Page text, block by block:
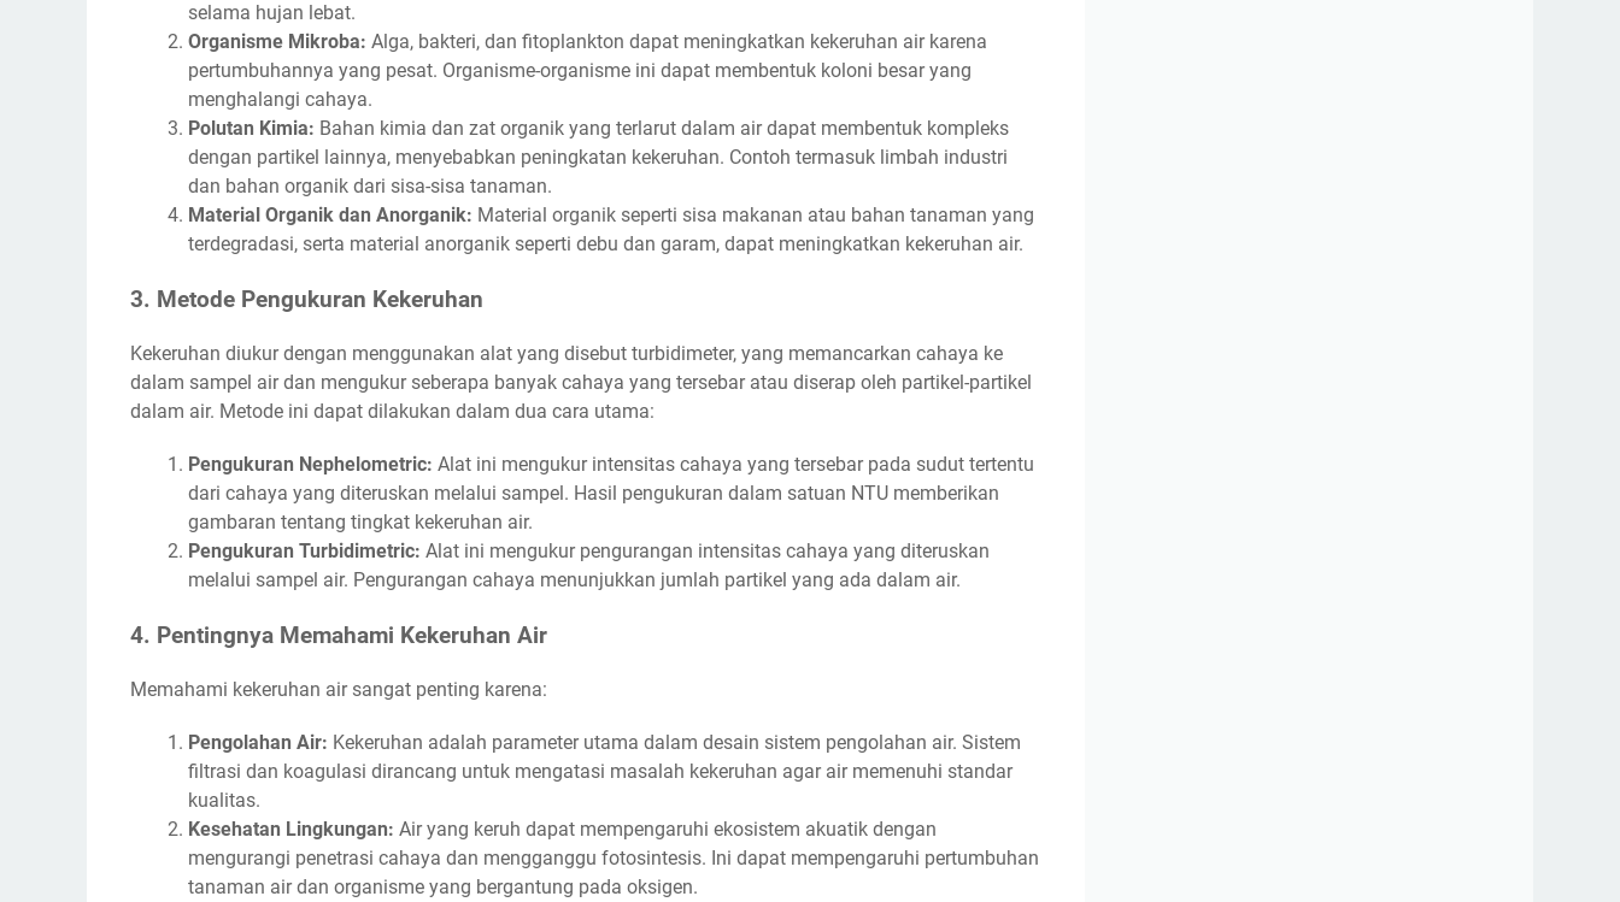
selama hujan lebat.
Organisme Mikroba: Alga, bakteri, dan fitoplankton dapat meningkatkan kekeruhan air karena
pertumbuhannya yang pesat. Organisme-organisme ini dapat membentuk koloni besar yang
menghalangi cahaya.
Polutan Kimia: Bahan kimia dan zat organik yang terlarut dalam air dapat membentuk kompleks
dengan partikel lainnya, menyebabkan peningkatan kekeruhan. Contoh termasuk limbah industri
dan bahan organik dari sisa-sisa tanaman.
Material Organik dan Anorganik: Material organik seperti sisa makanan atau bahan tanaman yang
terdegradasi, serta material anorganik seperti debu dan garam, dapat meningkatkan kekeruhan air.
3. Metode Pengukuran Kekeruhan
Kekeruhan diukur dengan menggunakan alat yang disebut turbidimeter, yang memancarkan cahaya ke
dalam sampel air dan mengukur seberapa banyak cahaya yang tersebar atau diserap oleh partikel-partikel
dalam air. Metode ini dapat dilakukan dalam dua cara utama:
Pengukuran Nephelometric: Alat ini mengukur intensitas cahaya yang tersebar pada sudut tertentu
dari cahaya yang diteruskan melalui sampel. Hasil pengukuran dalam satuan NTU memberikan
gambaran tentang tingkat kekeruhan air.
Pengukuran Turbidimetric: Alat ini mengukur pengurangan intensitas cahaya yang diteruskan
melalui sampel air. Pengurangan cahaya menunjukkan jumlah partikel yang ada dalam air.
4. Pentingnya Memahami Kekeruhan Air
Memahami kekeruhan air sangat penting karena:
Pengolahan Air: Kekeruhan adalah parameter utama dalam desain sistem pengolahan air. Sistem
filtrasi dan koagulasi dirancang untuk mengatasi masalah kekeruhan agar air memenuhi standar
kualitas.
Kesehatan Lingkungan: Air yang keruh dapat mempengaruhi ekosistem akuatik dengan
mengurangi penetrasi cahaya dan mengganggu fotosintesis. Ini dapat mempengaruhi pertumbuhan
tanaman air dan organisme yang bergantung pada oksigen.